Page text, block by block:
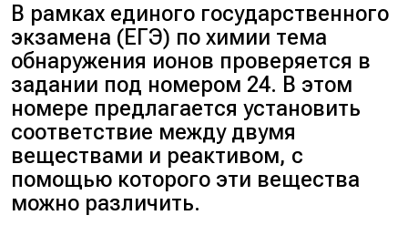
В рамках единого государственного
экзамена (ЕГЭ) по химии тема
обнаружения ионов проверяется в
задании под номером 24. В этом
номере предлагается установить
соответствие между двумя
веществами и реактивом, с
помощью которого эти вещества
можно различить.